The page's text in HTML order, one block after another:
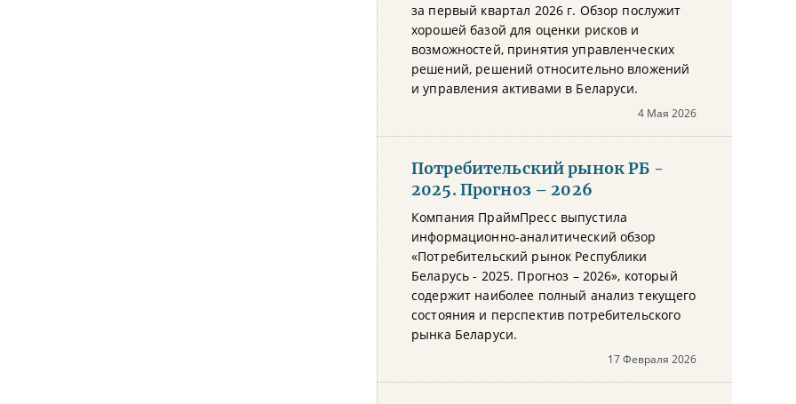
за первый квартал 2026 г. Обзор послужит
хорошей базой для оценки рисков и
возможностей, принятия управленческих
решений, решений относительно вложений
и управления активами в Беларуси.
4 Мая 2026
Потребительский рынок РБ -
2025. Прогноз – 2026
Компания ПраймПресс выпустила
информационно-аналитический обзор
«Потребительский рынок Республики
Беларусь - 2025. Прогноз – 2026», который
содержит наиболее полный анализ текущего
состояния и перспектив потребительского
рынка Беларуси.
17 Февраля 2026